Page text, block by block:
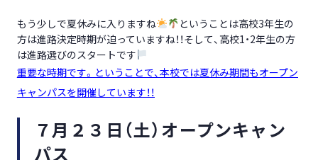
もう少しで夏休みに入りますね
ということは高校3年生の
方は進路決定時期が迫っていますね！！そして、高校1・2年生の方
は進路選びのスタートです
重要な時期です。ということで、本校では夏休み期間もオープン
キャンパスを開催しています！！
７月２３日（土）オープンキャン
パス